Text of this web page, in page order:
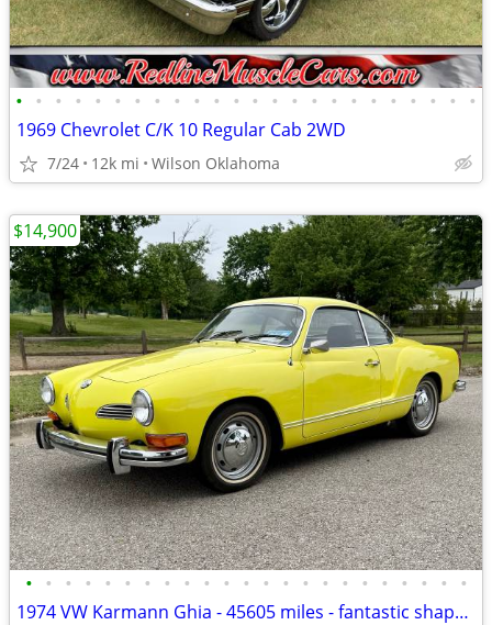
• • • • • • • • • • • • • • • • • • • • • • • •
1969 Chevrolet C/K 10 Regular Cab 2WD
7/24 12k mi Wilson Oklahoma
• • • • • • • • • • • • • • • • • • • • • • •
1974 VW Karmann Ghia - 45605 miles - fantastic shape inside and out!!!
$14,900